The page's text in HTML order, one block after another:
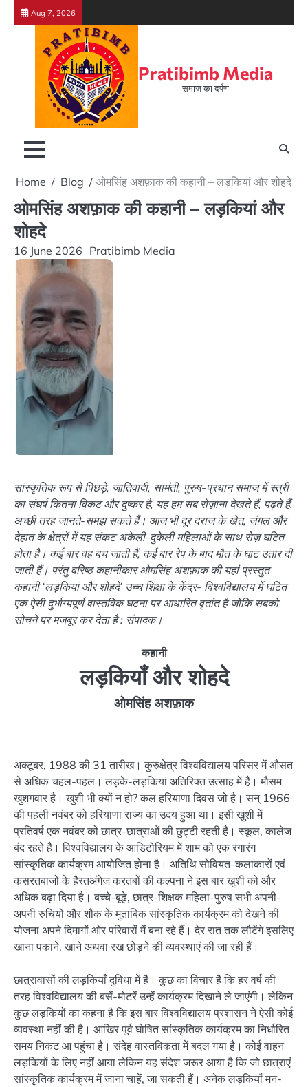
Skip
Aug 7, 2026
Pratibimb Media
समाज का दर्पण
Home Blog ओमसिंह अशफ़ाक की कहानी – लड़कियां और शोहदे
ओमसिंह अशफ़ाक की कहानी – लड़कियां और
शोहदे
16 June 2026 Pratibimb Media
सांस्कृतिक रूप से पिछड़े, जातिवादी, सामंती, पुरुष-प्रधान समाज में स्त्री
का संघर्ष कितना विकट और दुष्कर है, यह हम सब रोज़ाना देखते हैं, पढ़ते हैं,
अच्छी तरह जानते-समझ सकते हैं। आज भी दूर दराज के खेत, जंगल और
देहात के क्षेत्रों में यह संकट अकेली-दुकेली महिलाओं के साथ रोज़ घटित
होता है। कई बार वह बच जाती हैं, कई बार रेप के बाद मौत के घाट उतार दी
जाती हैं। परंतु वरिष्ठ कहानीकार ओमसिंह अशफ़ाक की यहां प्रस्तुत
कहानी ‘लड़कियां और शोहदे’ उच्च शिक्षा के केंद्र- विश्वविद्यालय में घटित
एक ऐसी दुर्भाग्यपूर्ण वास्तविक घटना पर आधारित वृतांत है जोकि सबको
सोचने पर मजबूर कर देता है : संपादक।
कहानी
लड़कियाँ और शोहदे
ओमसिंह अशफ़ाक
अक्टूबर, 1988 की 31 तारीख। कुरुक्षेत्र विश्वविद्यालय परिसर में औसत
से अधिक चहल-पहल। लड़के-लड़कियां अतिरिक्त उत्साह में हैं। मौसम
खुशगवार है। खुशी भी क्यों न हो? कल हरियाणा दिवस जो है। सन् 1966
की पहली नवंबर को हरियाणा राज्य का उदय हुआ था। इसी खुशी में
प्रतिवर्ष एक नवंबर को छात्र-छात्राओं की छुट्टी रहती है। स्कूल, कालेज
बंद रहते हैं। विश्वविद्यालय के आडिटोरियम में शाम को एक रंगारंग
सांस्कृतिक कार्यक्रम आयोजित होना है। अतिथि सोवियत-कलाकारों एवं
कसरतबाजों के हैरतअंगेज करतबों की कल्पना ने इस बार खुशी को और
अधिक बढ़ा दिया है। बच्चे-बूढ़े, छात्र-शिक्षक महिला-पुरुष सभी अपनी-
अपनी रुचियों और शौक के मुताबिक सांस्कृतिक कार्यक्रम को देखने की
योजना अपने दिमागों ओर परिवारों में बना रहे हैं। देर रात तक लौटेंगे इसलिए
खाना पकाने, खाने अथवा रख छोड़ने की व्यवस्थाएं की जा रही हैं।
छात्रावासों की लड़कियाँ दुविधा में हैं। कुछ का विचार है कि हर वर्ष की
तरह विश्वविद्यालय की बसें-मोटरें उन्हें कार्यक्रम दिखाने ले जाएंगी। लेकिन
कुछ लड़कियों का कहना है कि इस बार विश्वविद्यालय प्रशासन ने ऐसी कोई
व्यवस्था नहीं की है। आखिर पूर्व घोषित सांस्कृतिक कार्यक्रम का निर्धारित
समय निकट आ पहुंचा है। संदेह वास्तविकता में बदल गया है। कोई वाहन
लड़कियों के लिए नहीं आया लेकिन यह संदेश जरूर आया है कि जो छात्राएं
सांस्कृतिक कार्यक्रम में जाना चाहें, जा सकती हैं। अनेक लड़कियाँ मन-